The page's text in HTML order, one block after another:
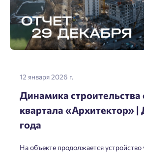
12 января 2026 г.
Динамика строительства
квартала «Архитектор» |
года
На объекте продолжается устройство